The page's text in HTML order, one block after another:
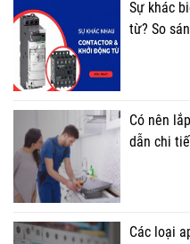
Sự khác
từ? So
Có nên
dẫn chi
Các loại